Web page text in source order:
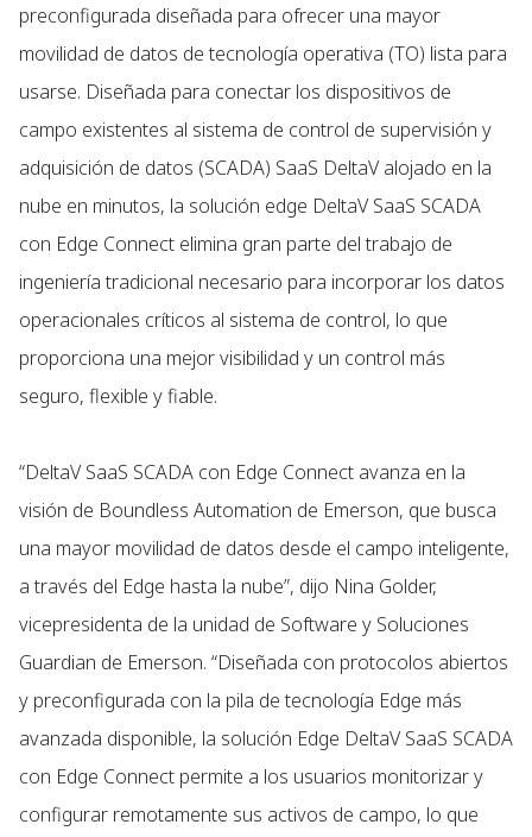
preconfigurada diseñada para ofrecer una mayor
movilidad de datos de tecnología operativa (TO) lista para
usarse. Diseñada para conectar los dispositivos de
campo existentes al sistema de control de supervisión y
adquisición de datos (SCADA) SaaS DeltaV alojado en la
nube en minutos, la solución edge DeltaV SaaS SCADA
con Edge Connect elimina gran parte del trabajo de
ingeniería tradicional necesario para incorporar los datos
operacionales críticos al sistema de control, lo que
proporciona una mejor visibilidad y un control más
seguro, flexible y fiable.
“DeltaV SaaS SCADA con Edge Connect avanza en la
visión de Boundless Automation de Emerson, que busca
una mayor movilidad de datos desde el campo inteligente,
a través del Edge hasta la nube”, dijo Nina Golder,
vicepresidenta de la unidad de Software y Soluciones
Guardian de Emerson. “Diseñada con protocolos abiertos
y preconfigurada con la pila de tecnología Edge más
avanzada disponible, la solución Edge DeltaV SaaS SCADA
con Edge Connect permite a los usuarios monitorizar y
configurar remotamente sus activos de campo, lo que